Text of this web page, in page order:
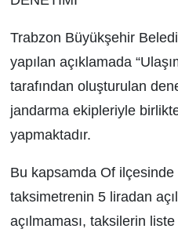
Trabzon Büyükşehir
yapılan açıklamada
tarafından oluşturulan
jandarma ekipleriyle
yapmaktadır.
Bu kapsamda Of
taksimetrenin 5 liradan
açılmaması, taksilerin